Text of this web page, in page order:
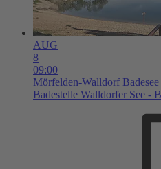
AUG
8
09:00
Mörfelden-Walldorf
Badestelle Walldorfer See -